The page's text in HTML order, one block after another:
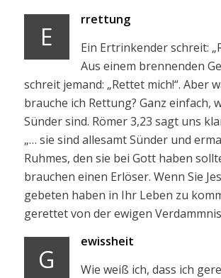
E
rrettung
Ein Ertrinkender schreit:
Aus einem brennenden
schreit jemand: „Rettet mich!“. Aber
brauche ich Rettung? Ganz einfach,
Sünder sind. Römer 3,23 sagt uns
„… sie sind allesamt Sünder und
Ruhmes, den sie bei Gott haben
brauchen einen Erlöser. Wenn Sie
gebeten haben in Ihr Leben zu
gerettet von der ewigen
G
ewissheit
Wie weiß ich, dass ich